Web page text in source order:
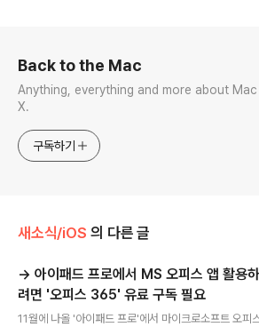
Back to the Mac
Anything, everything and more about Mac
X.
구독하기
새소식/iOS 의 다른 글
→ 아이패드 프로에서 MS 오피스 앱 활용하
려면 '오피스 365' 유료 구독 필요
11월에 나올 '아이패드 프로'에서 마이크로소프트 오피